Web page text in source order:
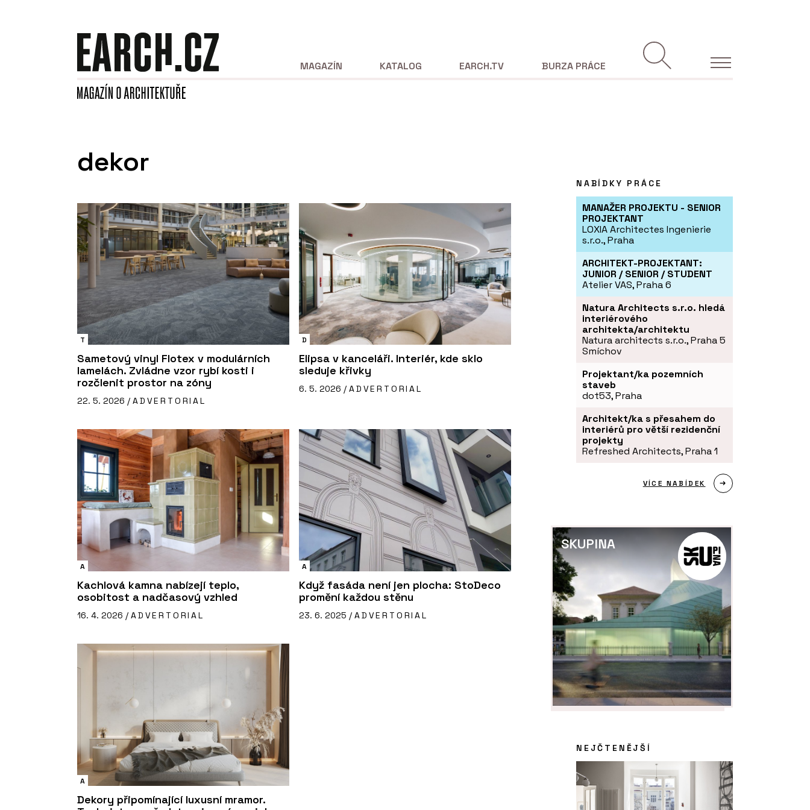
MAGAZÍN KATALOG EARCH.TV BURZA PRÁCE
dekor
T
Sametový vinyl Flotex v modulárních
lamelách. Zvládne vzor rybí kosti i
rozčlenit prostor na zóny
22. 5. 2026 / ADVERTORIAL
D
Elipsa v kanceláři. Interiér, kde sklo
sleduje křivky
6. 5. 2026 / ADVERTORIAL
A
Kachlová kamna nabízejí teplo,
osobitost a nadčasový vzhled
16. 4. 2026 / ADVERTORIAL
A
Když fasáda není jen plocha: StoDeco
promění každou stěnu
23. 6. 2025 / ADVERTORIAL
A
Dekory připomínající luxusní mramor.
NABÍDKY PRÁCE
MANAŽER PROJEKTU - SENIOR
PROJEKTANT
LOXIA Architectes Ingenierie
s.r.o., Praha
ARCHITEKT-PROJEKTANT:
JUNIOR / SENIOR / STUDENT
Atelier VAS, Praha 6
Natura Architects s.r.o. hledá
interiérového
architekta/architektu
Natura architects s.r.o., Praha 5
Smíchov
Projektant/ka pozemních
staveb
dot53, Praha
Architekt/ka s přesahem do
interiérů pro větší rezidenční
projekty
Refreshed Architects, Praha 1
VÍCE NABÍDEK
SKUPINA
NEJČTENĚJŠÍ